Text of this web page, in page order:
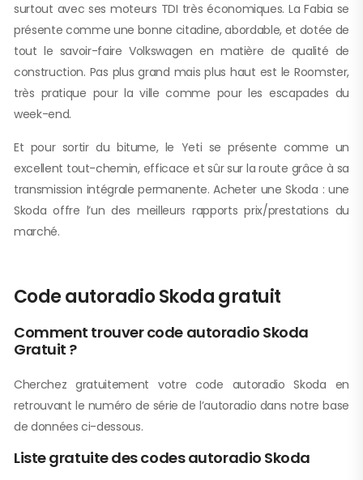
surtout avec ses moteurs TDI très économiques. La Fabia se
présente comme une bonne citadine, abordable, et dotée de
tout le savoir-faire Volkswagen en matière de qualité de
construction. Pas plus grand mais plus haut est le Roomster,
très pratique pour la ville comme pour les escapades du
week-end.
Et pour sortir du bitume, le Yeti se présente comme un
excellent tout-chemin, efficace et sûr sur la route grâce à sa
transmission intégrale permanente. Acheter une Skoda : une
Skoda offre l’un des meilleurs rapports prix/prestations du
marché.
Code autoradio Skoda gratuit
Comment trouver code autoradio Skoda
Gratuit ?
Cherchez gratuitement votre code autoradio Skoda en
retrouvant le numéro de série de l’autoradio dans notre base
de données ci-dessous.
Liste gratuite des codes autoradio Skoda